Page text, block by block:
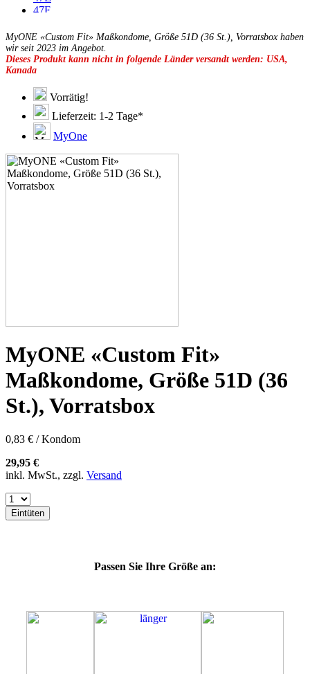
47F
49D
49E
49F
49G
51C
51E
51F
51G
51H
53D
53E
53F
57H
57K
60E
60F
60G
60H
60K
60L
64E
64F
64L
64M
MyONE «Custom Fit» Maßkondome, Größe 51D (36 St.), Vorratsbox haben
wir seit 2023 im Angebot.
Dieses Produkt kann nicht in folgende Länder versandt werden: USA,
Kanada
Vorrätig!
Lieferzeit: 1-2 Tage*
MyOne
MyONE «Custom Fit»
Maßkondome, Größe 51D (36
St.), Vorratsbox
0,83 € / Kondom
29,95 €
inkl. MwSt., zzgl. Versand
Eintüten
Passen Sie Ihre Größe an: